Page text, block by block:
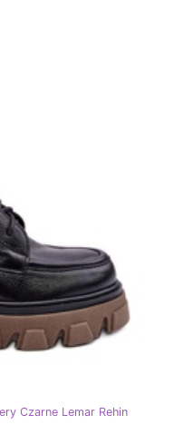
Czarne Lemar Rehin